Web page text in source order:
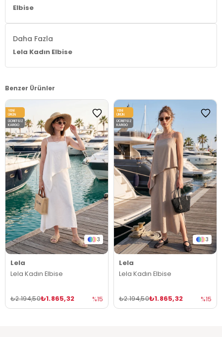
Elbise
Daha Fazla
Lela Kadın Elbise
Benzer Ürünler
3
Lela
Lela Kadın Elbise
₺1.865,32
₺2.194,50 %15
YENI
ÜRÜN
ÜCRETSIZ
KARGO
3
Lela
Lela Kadın Elbise
₺1.865,32
₺2.194,50 %15
YENI
ÜRÜN
ÜCRETSIZ
KARGO